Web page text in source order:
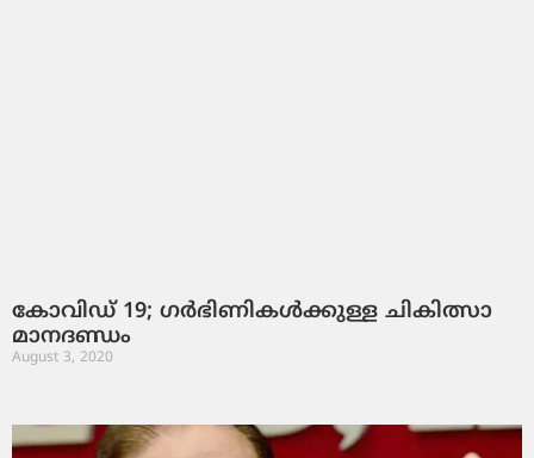
കോവിഡ് 19; ഗർഭിണികൾക്കുള്ള ചികിത്സാ
മാനദണ്ഡം
August 3, 2020